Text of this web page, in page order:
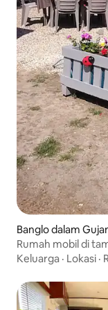
Banglo dalam
Rumah mobil di
Keluarga · Lokasi ·